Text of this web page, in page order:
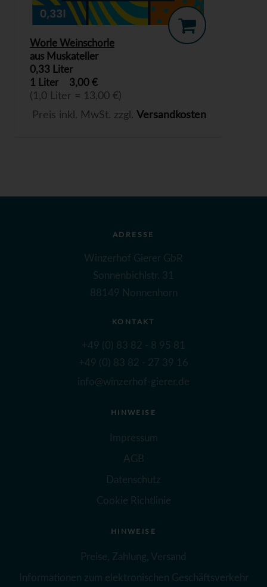
Worle Weinschorle
aus Muskateller
0,33 Liter
1 Liter
3,00 €
(1,0 Liter = 13,00 €)
Preis inkl. MwSt. zzgl. Versandkosten
ADRESSE
Winzerhof Gierer GbR
Sonnenbichlstr. 31
88149 Nonnenhorn
KONTAKT
+49 (0) 83 82 - 8 95 81
+49 (0) 83 82 - 27 39 16
info@winzerhof-gierer.de
HINWEISE
Impressum
AGB
Datenschutz
Cookie Richtlinie
HINWEISE
Preise, Zahlung, Versand
Informationen zum elektronischen Geschäftsverkehr